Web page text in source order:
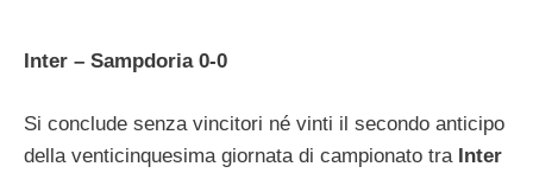
Inter – Sampdoria 0-0
Si conclude senza vincitori né vinti il secondo anticipo
della venticinquesima giornata di campionato tra Inter